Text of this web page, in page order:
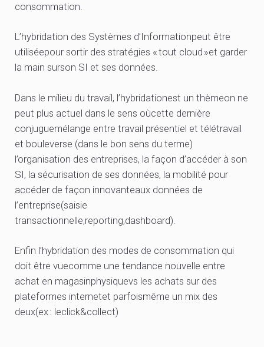
consommation.
L’hybridation des Systèmes d’Informationpeut être
utiliséepour sortir des stratégies « tout cloud »et garder
la main surson SI et ses données.
Dans le milieu du travail, l’hybridationest un thèmeon ne
peut plus actuel dans le sens oùcette dernière
conjuguemélange entre travail présentiel et télétravail
et bouleverse (dans le bon sens du terme)
l’organisation des entreprises, la façon d’accéder à son
SI, la sécurisation de ses données, la mobilité pour
accéder de façon innovanteaux données de
l’entreprise(saisie
transactionnelle,reporting,dashboard).
Enfin l’hybridation des modes de consommation qui
doit être vuecomme une tendance nouvelle entre
achat en magasinphysiquevs les achats sur des
plateformes internetet parfoismême un mix des
deux(ex : leclick&collect)